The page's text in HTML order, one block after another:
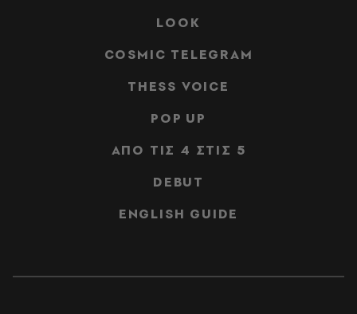
LOOK
COSMIC TELEGRAM
THESS VOICE
POP UP
ΑΠΟ ΤΙΣ 4 ΣΤΙΣ 5
DEBUT
ENGLISH GUIDE